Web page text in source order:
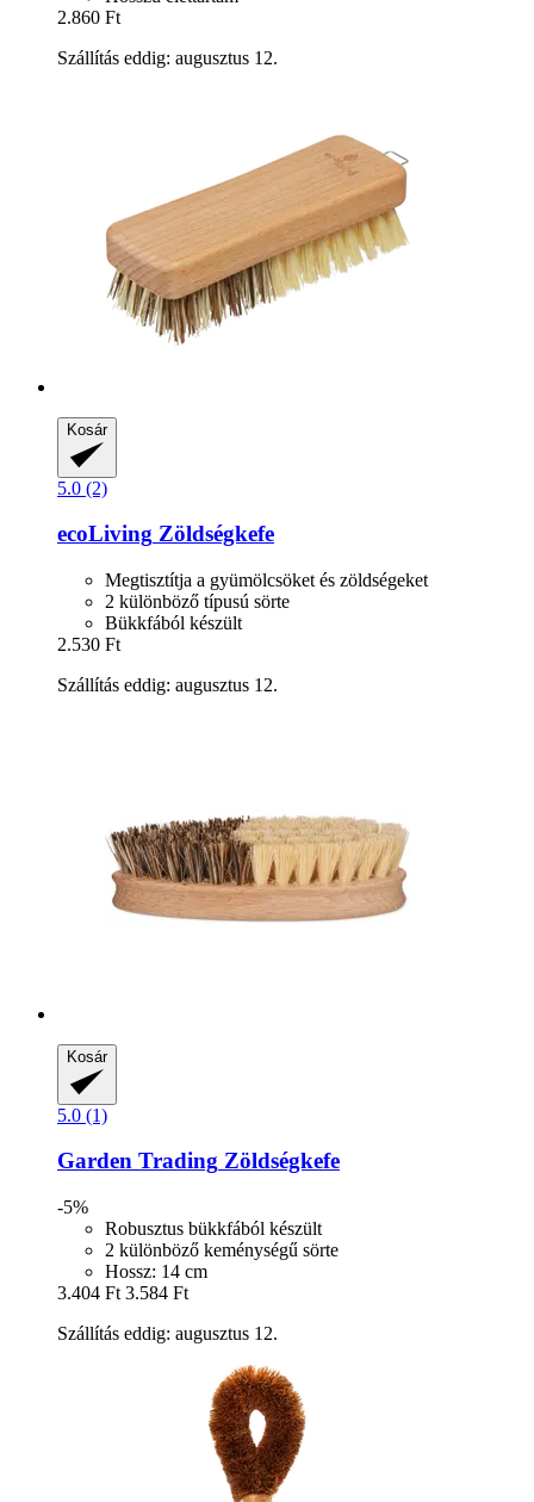
2.860 Ft
Szállítás eddig: augusztus 12.
Kosár
5.0 (2)
ecoLiving Zöldségkefe
Megtisztítja a gyümölcsöket és zöldségeket
2 különböző típusú sörte
Bükkfából készült
2.530 Ft
Szállítás eddig: augusztus 12.
Kosár
5.0 (1)
Garden Trading Zöldségkefe
-5%
Robusztus bükkfából készült
2 különböző keménységű sörte
Hossz: 14 cm
3.404 Ft 3.584 Ft
Szállítás eddig: augusztus 12.